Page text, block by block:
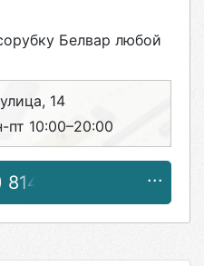
Белвар любой
14
пт 10:00–20:00
16-32